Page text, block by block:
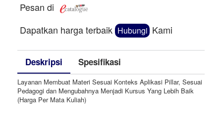
Pesan di
Dapatkan harga terbaik Hubungi Kami
Deskripsi Spesifikasi
Layanan Membuat Materi Sesuai Konteks Aplikasi Pillar, Sesuai
Pedagogi dan Mengubahnya Menjadi Kursus Yang Lebih Baik
(Harga Per Mata Kuliah)